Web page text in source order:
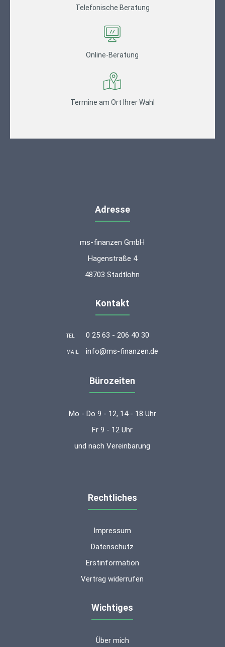
Telefonische Beratung
Online-Beratung
Termine am Ort Ihrer Wahl
Adresse
ms-finanzen GmbH
Hagenstraße 4
48703 Stadtlohn
Kontakt
TEL 0 25 63 - 206 40 30
MAIL info@ms-finanzen.de
Bürozeiten
Mo - Do 9 - 12, 14 - 18 Uhr
Fr 9 - 12 Uhr
und nach Vereinbarung
Rechtliches
Impressum
Datenschutz
Erstinformation
Vertrag widerrufen
Wichtiges
Über mich